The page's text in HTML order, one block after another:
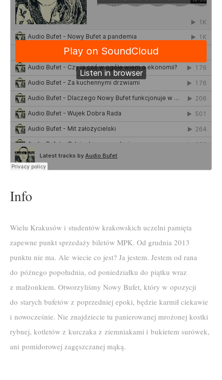
Info
Wielu Krakusów i studentów krakowskich uczelni pamięta
zapewne punkt sprzedaży biletów MPK. Od grudnia 2013
punktu nie ma. Ale wiecie co jest? Ja jestem. Jestem od rana
do późnego popołudnia, od poniedziałku do piątku wraz
z małżonkiem. Otworzyliśmy Nowy Bufet, który w opozycji
do starych bufetów z poprzedniej epoki, będzie karmił ciekawie
i nowocześnie. Nie znajdziecie tu panierowanej mrożonej kostki
rybnej, kotletów z kurczaka z ziemniakami i bukietem surówek,
ani pomidorowej zagęszczanej mąką.